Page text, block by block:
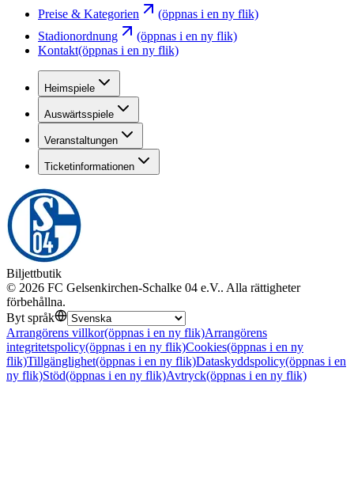
Preise & Kategorien
(öppnas i en ny flik)
Stadionordnung
(öppnas i en ny flik)
Kontakt(öppnas i en ny flik)
Heimspiele
Auswärtsspiele
Veranstaltungen
Ticketinformationen
Biljettbutik
© 2026 FC Gelsenkirchen-Schalke 04 e.V.. Alla rättigheter
förbehållna.
Byt språk
Arrangörens villkor(öppnas i en ny flik)Arrangörens
integritetspolicy(öppnas i en ny flik)Cookies(öppnas i en ny
flik)Tillgänglighet(öppnas i en ny flik)Dataskyddspolicy(öppnas i en
ny flik)Stöd(öppnas i en ny flik)Avtryck(öppnas i en ny flik)